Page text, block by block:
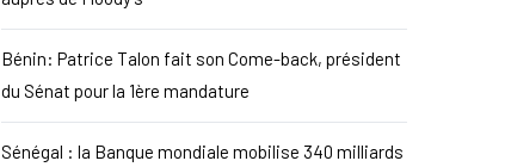
Bénin: Patrice Talon fait son Come-back, président
du Sénat pour la 1ère mandature
Sénégal : la Banque mondiale mobilise 340 milliards